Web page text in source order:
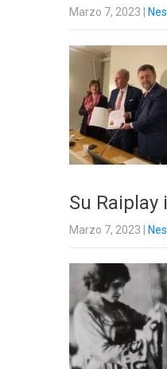
Marzo 7, 2023
Su
Marzo 7, 2023